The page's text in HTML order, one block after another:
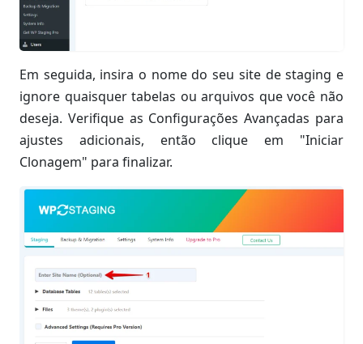
Em seguida, insira o nome do seu site de staging e
ignore quaisquer tabelas ou arquivos que você não
deseja. Verifique as Configurações Avançadas para
ajustes adicionais, então clique em "Iniciar
Clonagem" para finalizar.